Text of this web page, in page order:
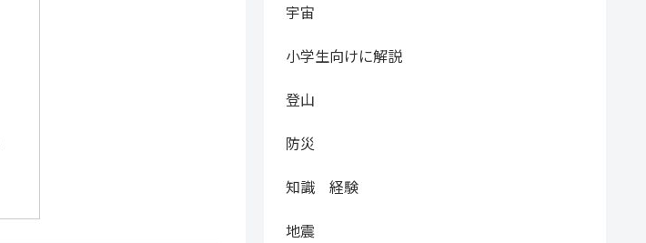
宇宙
小学生向けに解説
登山
防災
知識 経験
地震